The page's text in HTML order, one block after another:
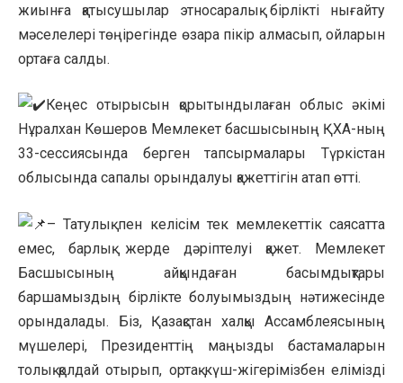
жиынға қатысушылар этносаралық бірлікті нығайту
мәселелері төңірегінде өзара пікір алмасып, ойларын
ортаға салды.
Кеңес отырысын қорытындылаған облыс әкімі
Нұралхан Көшеров Мемлекет басшысының ҚХА-ның
33-сессиясында берген тапсырмалары Түркістан
облысында сапалы орындалуы қажеттігін атап өтті.
– Татулық пен келісім тек мемлекеттік саясатта
емес, барлық жерде дәріптелуі қажет. Мемлекет
Басшысының айқындаған басымдықтары
баршамыздың бірлікте болуымыздың нәтижесінде
орындалады. Біз, Қазақстан халқы Ассамблеясының
мүшелері, Президенттің маңызды бастамаларын
толық қолдай отырып, ортақ күш-жігерімізбен елімізді